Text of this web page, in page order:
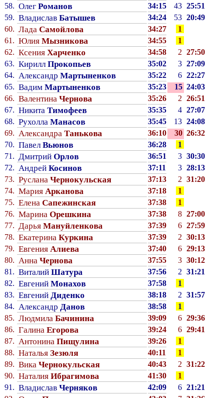
58. Олег Романов 34:15 43 25:51
59. Владислав Батышев 34:24 53 20:49
60. Лада Самойлова 34:27
1
61. Юлия Мызникова 34:55
1
62. Ксения Харченко 34:58 2 27:50
63. Кирилл Прокопьев 35:02 3 27:09
64. Александр Мартыненков 35:22 6 22:27
65. Вадим Мартыненков 35:23 15 24:03
66. Валентина Чернова 35:26 2 26:51
67. Никита Тимофеев 35:35 4 27:07
68. Рухолла Манасов 35:45 13 24:08
69. Александра Танькова 36:10 30 26:32
70. Павел Вьюнов 36:28
1
71. Дмитрий Орлов 36:51 3 30:30
72. Андрей Косинов 37:11 3 28:13
73. Руслана Чернокульская 37:13 2 31:20
74. Мария Арканова 37:18
1
75. Елена Сапежинская 37:38
1
76. Марина Орешкина 37:38 8 27:00
77. Дарья Мануйленкова 37:39 6 27:59
78. Екатерина Куркина 37:39 2 30:13
79. Евгения Алиева 37:40 6 29:13
80. Анна Чернова 37:55 3 30:12
81. Виталий Шатура 37:56 2 31:21
82. Евгений Монахов 37:58
1
83. Евгений Диденко 38:18 2 31:57
84. Александр Данов 38:58
1
85. Людмила Бачинина 39:09 6 29:36
86. Галина Егорова 39:24 6 29:41
87. Антонина Пищулина 39:26
1
88. Наталья Зезюля 40:11
1
89. Вика Чернокульская 40:43 2 31:22
90. Наталия Ибрагимова 41:30
1
91. Владислав Черняков 42:09 6 21:21